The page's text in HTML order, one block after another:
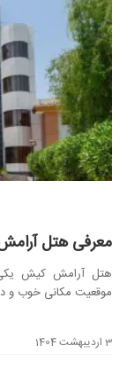
معرفی هتل
هتل آرامش کیش
موقعیت مکانی خوب و
3 اردیبهشت 1404